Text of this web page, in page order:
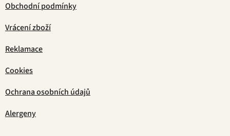
Obchodní podmínky
Vrácení zboží
Reklamace
Cookies
Ochrana osobních údajů
Alergeny